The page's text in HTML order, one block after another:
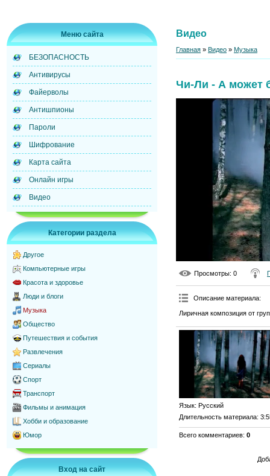
Меню сайта
БЕЗОПАСНОСТЬ
Антивирусы
Файерволы
Антишпионы
Пароли
Шифрование
Карта сайта
Онлайн игры
Видео
Категории раздела
Другое
Компьютерные игры
Красота и здоровье
Люди и блоги
Музыка
Общество
Путешествия и события
Развлечения
Сериалы
Спорт
Транспорт
Фильмы и анимация
Хобби и образование
Юмор
Вход на сайт
Видео
Главная » Видео » Музыка
Чи-Ли - А может
Просмотры: 0
Описание материала:
Лиричная композиция от
Язык: Русский
Длительность материала:
Всего комментариев: 0